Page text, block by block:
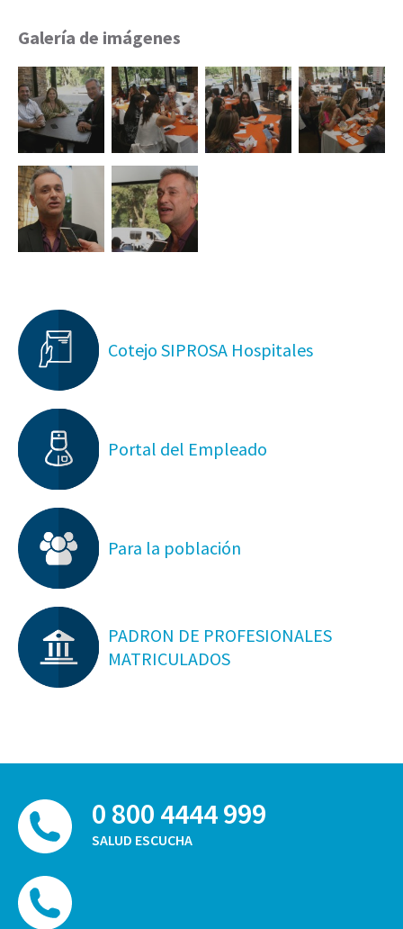
Galería de imágenes
Cotejo SIPROSA Hospitales
Portal del Empleado
Para la población
PADRON DE PROFESIONALES
MATRICULADOS
0 800 4444 999
SALUD ESCUCHA